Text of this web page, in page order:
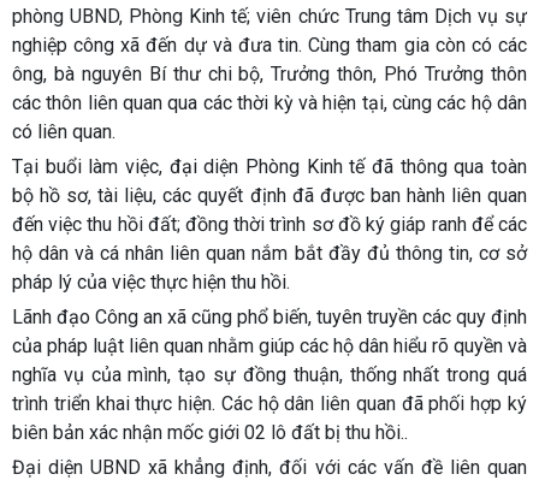
phòng UBND, Phòng Kinh tế; viên chức Trung tâm Dịch vụ sự
nghiệp công xã đến dự và đưa tin. Cùng tham gia còn có các
ông, bà nguyên Bí thư chi bộ, Trưởng thôn, Phó Trưởng thôn
các thôn liên quan qua các thời kỳ và hiện tại, cùng các hộ dân
có liên quan.
Tại buổi làm việc, đại diện Phòng Kinh tế đã thông qua toàn
bộ hồ sơ, tài liệu, các quyết định đã được ban hành liên quan
đến việc thu hồi đất; đồng thời trình sơ đồ ký giáp ranh để các
hộ dân và cá nhân liên quan nắm bắt đầy đủ thông tin, cơ sở
pháp lý của việc thực hiện thu hồi.
Lãnh đạo Công an xã cũng phổ biến, tuyên truyền các quy định
của pháp luật liên quan nhằm giúp các hộ dân hiểu rõ quyền và
nghĩa vụ của mình, tạo sự đồng thuận, thống nhất trong quá
trình triển khai thực hiện. Các hộ dân liên quan đã phối hợp ký
biên bản xác nhận mốc giới 02 lô đất bị thu hồi..
Đại diện UBND xã khẳng định, đối với các vấn đề liên quan